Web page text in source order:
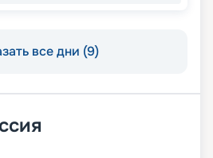
все дни (9)